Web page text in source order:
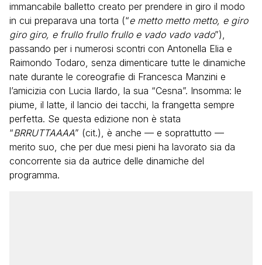
immancabile balletto creato per prendere in giro il modo
in cui preparava una torta (“e metto metto metto, e giro
giro giro, e frullo frullo frullo e vado vado vado”),
passando per i numerosi scontri con Antonella Elia e
Raimondo Todaro, senza dimenticare tutte le dinamiche
nate durante le coreografie di Francesca Manzini e
l’amicizia con Lucia Ilardo, la sua “Cesna”. Insomma: le
piume, il latte, il lancio dei tacchi, la frangetta sempre
perfetta. Se questa edizione non è stata
“BRRUTTAAAA” (cit.), è anche — e soprattutto —
merito suo, che per due mesi pieni ha lavorato sia da
concorrente sia da autrice delle dinamiche del
programma.